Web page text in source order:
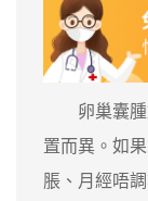
卵巢囊腫
置而異。如
脹、月經唔